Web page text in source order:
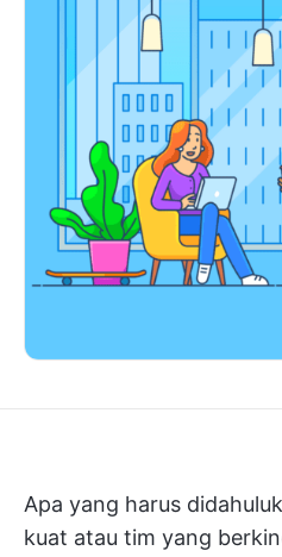
Apa yang harus
kuat atau tim yang